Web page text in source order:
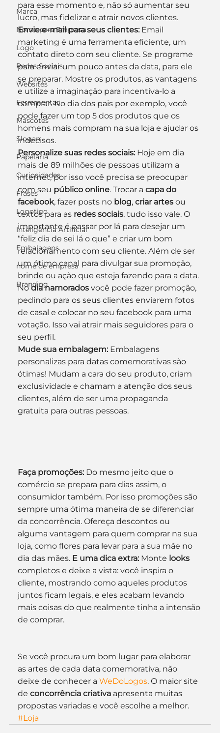
Marca
Nome para Empresa
Logo
Redes Sociais
Websites
Ferramentas
Mascotes
Slogan
Papelaria
Curiosidades
Frases
Logotipo
Inteligência Artificial
Embalagens
nome de empresa
Branding
para esse momento e, não só aumentar seu
lucro, mas fidelizar e atrair novos clientes.
Envie e-mail para seus clientes: Email
marketing é uma ferramenta eficiente, um
contato direto com seu cliente. Se programe
para enviar um pouco antes da data, para ele
se preparar. Mostre os produtos, as vantagens
e utilize a imaginação para incentiva-lo a
comprar. No dia dos pais por exemplo, você
pode fazer um top 5 dos produtos que os
homens mais compram na sua loja e ajudar os
indecisos.
Personalize suas redes sociais: Hoje em dia
mais de 89 milhões de pessoas utilizam a
internet, por isso você precisa se preocupar
com seu público online. Trocar a capa do
facebook, fazer posts no blog, criar artes ou
textos para as redes sociais, tudo isso vale. O
importante é passar por lá para desejar um
“feliz dia de sei lá o que” e criar um bom
relacionamento com seu cliente. Além de ser
um ótimo canal para divulgar sua promoção,
brinde ou ação que esteja fazendo para a data.
No dia namorados você pode fazer promoção,
pedindo para os seus clientes enviarem fotos
de casal e colocar no seu facebook para uma
votação. Isso vai atrair mais seguidores para o
seu perfil.
Mude sua embalagem: Embalagens
personalizas para datas comemorativas são
ótimas! Mudam a cara do seu produto, criam
exclusividade e chamam a atenção dos seus
clientes, além de ser uma propaganda
gratuita para outras pessoas.
Faça promoções: Do mesmo jeito que o
comércio se prepara para dias assim, o
consumidor também. Por isso promoções são
sempre uma ótima maneira de se diferenciar
da concorrência. Ofereça descontos ou
alguma vantagem para quem comprar na sua
loja, como flores para levar para a sua mãe no
dia das mães. E uma dica extra: Monte looks
completos e deixe a vista: você inspira o
cliente, mostrando como aqueles produtos
juntos ficam legais, e eles acabam levando
mais coisas do que realmente tinha a intensão
de comprar.
Se você procura um bom lugar para elaborar
as artes de cada data comemorativa, não
deixe de conhecer a WeDoLogos. O maior site
de concorrência criativa apresenta muitas
propostas variadas e você escolhe a melhor.
#Loja